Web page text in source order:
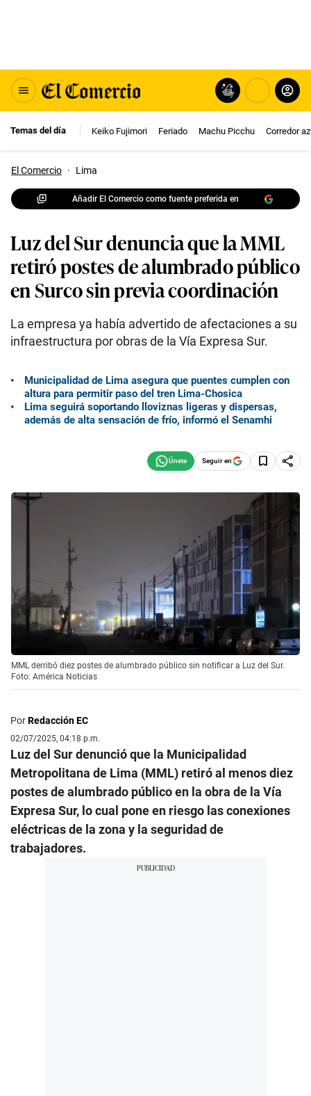
Temas del día Keiko Fujimori Feriado Machu Picchu Corredor
El Comercio · Lima
Añadir El Comercio como fuente preferida en
Luz del Sur denuncia que la MML
retiró postes de alumbrado público
en Surco sin previa coordinación
La empresa ya había advertido de afectaciones a su
infraestructura por obras de la Vía Expresa Sur.
Municipalidad de Lima asegura que puentes cumplen con
altura para permitir paso del tren Lima-Chosica
Lima seguirá soportando lloviznas ligeras y dispersas,
además de alta sensación de frío, informó el Senamhi
Seguir en
MML derribó diez postes de alumbrado público sin notificar a Luz del Sur.
Foto: América Noticias
PorRedacción EC
02/07/2025, 04:18 p.m.
Luz del Sur denunció que la Municipalidad
Metropolitana de Lima (MML) retiró al menos diez
postes de alumbrado público en la obra de la Vía
Expresa Sur, lo cual pone en riesgo las conexiones
eléctricas de la zona y la seguridad de
trabajadores.